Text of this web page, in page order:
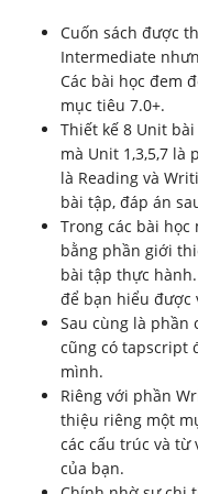
Cuốn sách được
Intermediate
Các bài học đem
mục tiêu 7.0+.
Thiết kế 8 Unit
mà Unit 1,3,5,7 là
là Reading và
bài tập, đáp án
Trong các bài
bằng phần giới
bài tập thực
để bạn hiểu được
Sau cùng là phần
cũng có tapscript
mình.
Riêng với phần
thiệu riêng một
các cấu trúc và
của bạn.